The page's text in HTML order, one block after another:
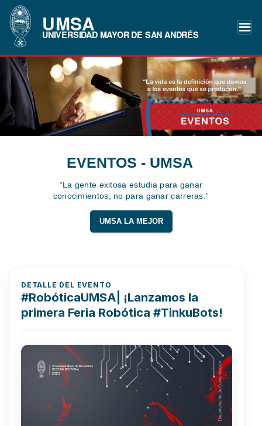
UMSA
UNIVERSIDAD MAYOR DE SAN ANDRÉS
EVENTOS - UMSA
“La gente exitosa estudia para ganar
conocimientos, no para ganar carreras.”
UMSA LA MEJOR
DETALLE DEL EVENTO
#RobóticaUMSA| ¡Lanzamos la
primera Feria Robótica #TinkuBots!